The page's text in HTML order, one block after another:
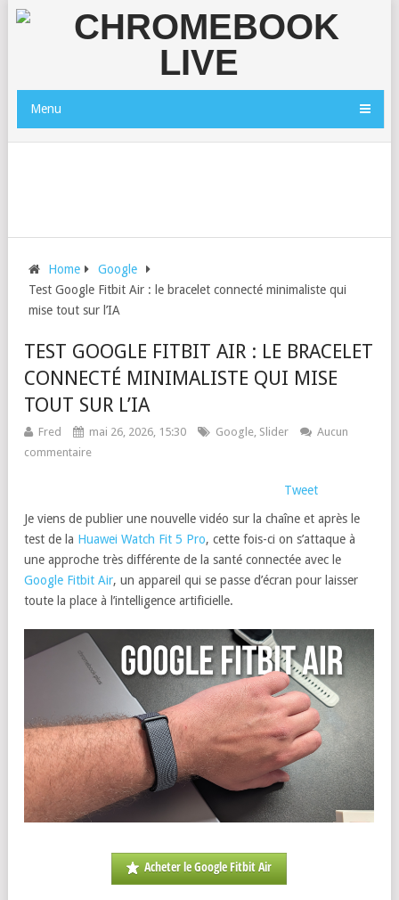
Menu
Home
Google
Test Google Fitbit Air : le bracelet connecté minimaliste qui
mise tout sur l’IA
TEST GOOGLE FITBIT AIR : LE BRACELET
CONNECTÉ MINIMALISTE QUI MISE
TOUT SUR L’IA
Fred mai 26, 2026, 15:30 Google, Slider
Aucun
commentaire
Tweet
Je viens de publier une nouvelle vidéo sur la chaîne et après le
test de la Huawei Watch Fit 5 Pro, cette fois-ci on s’attaque à
une approche très différente de la santé connectée avec le
Google Fitbit Air, un appareil qui se passe d’écran pour laisser
toute la place à l’intelligence artificielle.
Acheter le Google Fitbit Air